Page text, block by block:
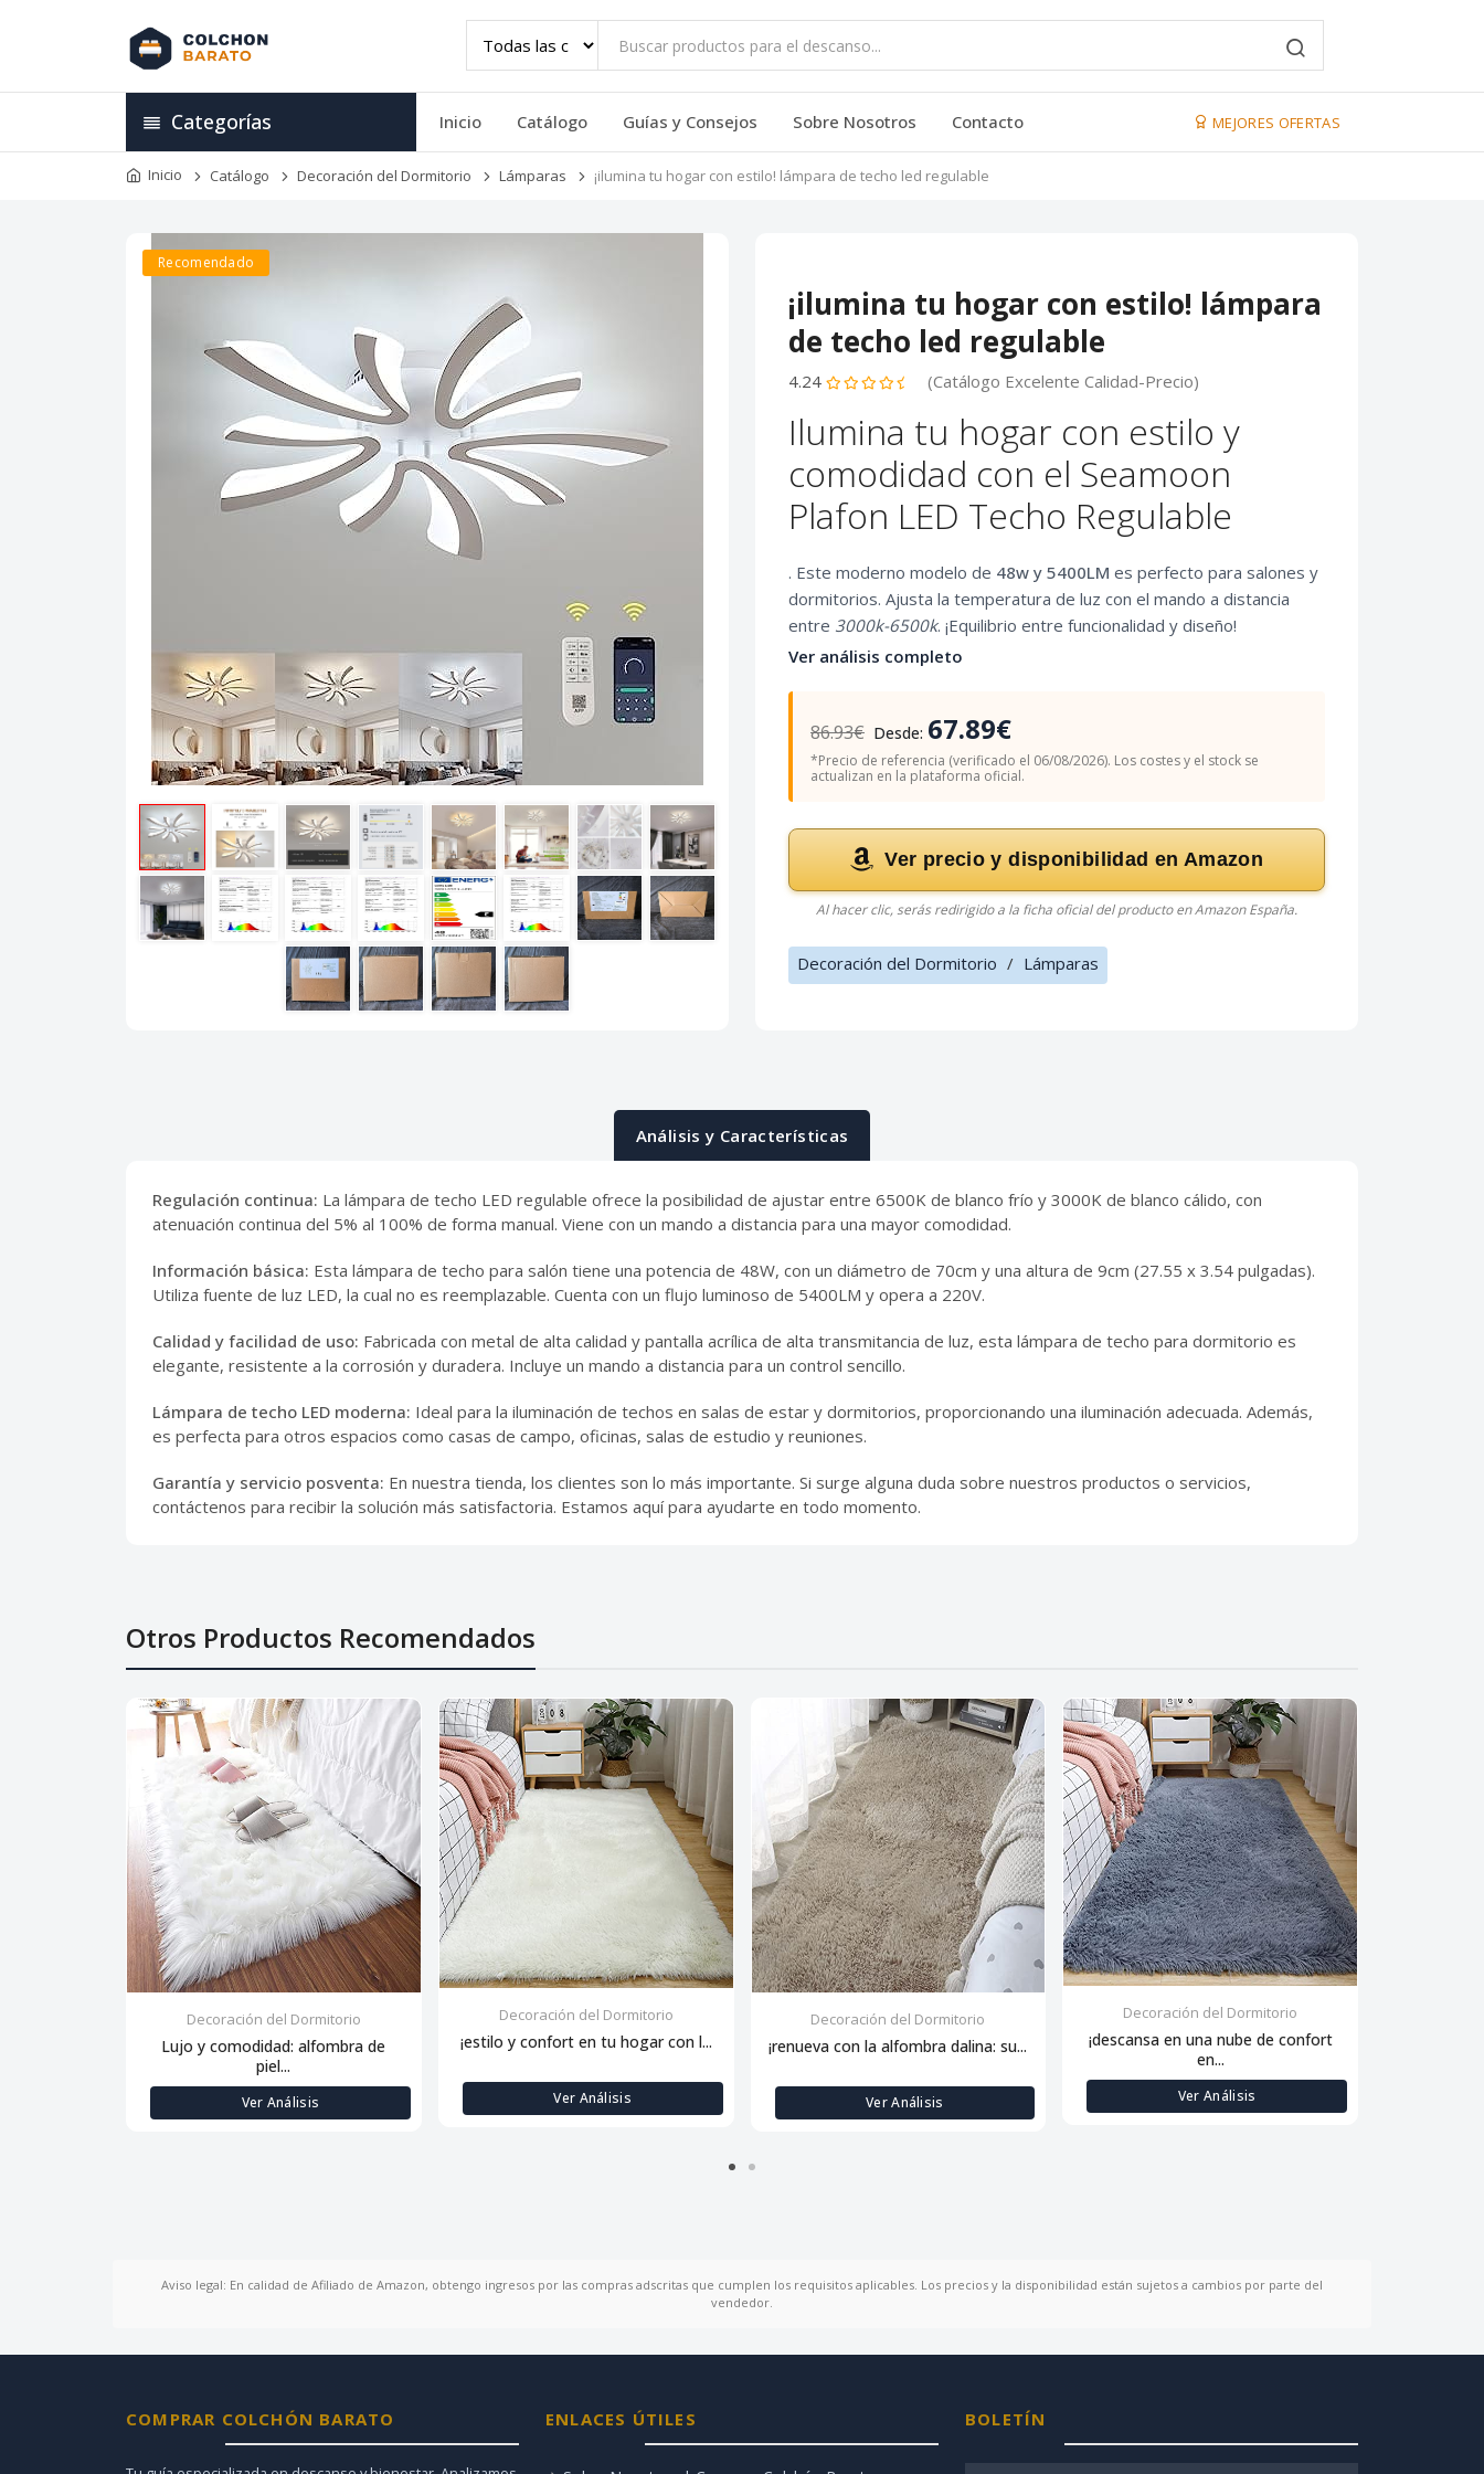
Categorías Inicio Catálogo Guías y Consejos Sobre Nosotros Contacto MEJORES OFERTAS
Inicio Catálogo Decoración del Dormitorio Lámparas ¡ilumina tu hogar con estilo! lámpara de techo led regulable
Recomendado
¡ilumina tu hogar con estilo! lámpara
de techo led regulable
4.24 (Catálogo Excelente Calidad-Precio)
Ilumina tu hogar con estilo y
comodidad con el Seamoon
Plafon LED Techo Regulable
. Este moderno modelo de 48w y 5400LM es perfecto para salones y
dormitorios. Ajusta la temperatura de luz con el mando a distancia
entre 3000k-6500k. ¡Equilibrio entre funcionalidad y diseño!
Ver análisis completo
86.93€ Desde: 67.89€
*Precio de referencia (verificado el 06/08/2026). Los costes y el stock se
actualizan en la plataforma oficial.
Ver precio y disponibilidad en Amazon
Al hacer clic, serás redirigido a la ficha oficial del producto en Amazon España.
Decoración del Dormitorio / Lámparas
Análisis y Características
Regulación continua: La lámpara de techo LED regulable ofrece la posibilidad de ajustar entre 6500K de blanco frío y 3000K de blanco cálido, con
atenuación continua del 5% al 100% de forma manual. Viene con un mando a distancia para una mayor comodidad.
Información básica: Esta lámpara de techo para salón tiene una potencia de 48W, con un diámetro de 70cm y una altura de 9cm (27.55 x 3.54 pulgadas).
Utiliza fuente de luz LED, la cual no es reemplazable. Cuenta con un flujo luminoso de 5400LM y opera a 220V.
Calidad y facilidad de uso: Fabricada con metal de alta calidad y pantalla acrílica de alta transmitancia de luz, esta lámpara de techo para dormitorio es
elegante, resistente a la corrosión y duradera. Incluye un mando a distancia para un control sencillo.
Lámpara de techo LED moderna: Ideal para la iluminación de techos en salas de estar y dormitorios, proporcionando una iluminación adecuada. Además,
es perfecta para otros espacios como casas de campo, oficinas, salas de estudio y reuniones.
Garantía y servicio posventa: En nuestra tienda, los clientes son lo más importante. Si surge alguna duda sobre nuestros productos o servicios,
contáctenos para recibir la solución más satisfactoria. Estamos aquí para ayudarte en todo momento.
Otros Productos Recomendados
Decoración del Dormitorio
Lujo y comodidad: alfombra de
piel...
Ver Análisis
Decoración del Dormitorio
¡estilo y confort en tu hogar con l...
Ver Análisis
Decoración del Dormitorio
¡renueva con la alfombra dalina: su...
Ver Análisis
Decoración del Dormitorio
¡descansa en una nube de confort
en...
Ver Análisis
Aviso legal: En calidad de Afiliado de Amazon, obtengo ingresos por las compras adscritas que cumplen los requisitos aplicables. Los precios y la disponibilidad están sujetos a cambios por parte del
vendedor.
COMPRAR COLCHÓN BARATO ENLACES ÚTILES BOLETÍN